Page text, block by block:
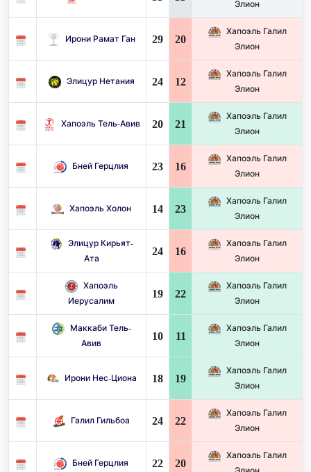
Элион
Ирони Рамат Ган 29 20
Хапоэль Галил
Элион
Элицур Нетания 24 12
Хапоэль Галил
Элион
Хапоэль Тель-Авив 20 21
Хапоэль Галил
Элион
Бней Герцлия 23 16
Хапоэль Галил
Элион
Хапоэль Холон 14 23
Хапоэль Галил
Элион
Элицур Кирьят-
Ата
24 16
Хапоэль Галил
Элион
Хапоэль
Иерусалим
19 22
Хапоэль Галил
Элион
Маккаби Тель-
Авив
10 11
Хапоэль Галил
Элион
Ирони Нес-Циона 18 19
Хапоэль Галил
Элион
Галил Гильбоа 24 22
Хапоэль Галил
Элион
Бней Герцлия 22 20
Хапоэль Галил